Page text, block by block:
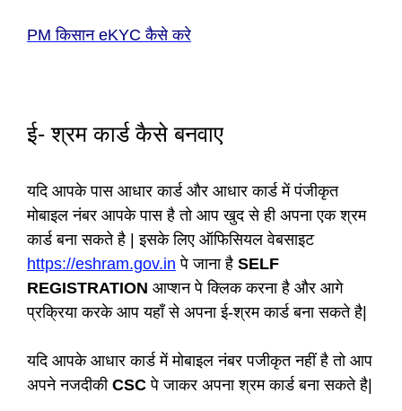
PM किसान eKYC कैसे करे
ई- श्रम कार्ड कैसे बनवाए
यदि आपके पास आधार कार्ड और आधार कार्ड में पंजीकृत
मोबाइल नंबर आपके पास है तो आप खुद से ही अपना एक श्रम
कार्ड बना सकते है | इसके लिए ऑफिसियल वेबसाइट
https://eshram.gov.in पे जाना है SELF
REGISTRATION आप्शन पे क्लिक करना है और आगे
प्रक्रिया करके आप यहाँ से अपना ई-श्रम कार्ड बना सकते है|
यदि आपके आधार कार्ड में मोबाइल नंबर पजीकृत नहीं है तो आप
अपने नजदीकी CSC पे जाकर अपना श्रम कार्ड बना सकते है|